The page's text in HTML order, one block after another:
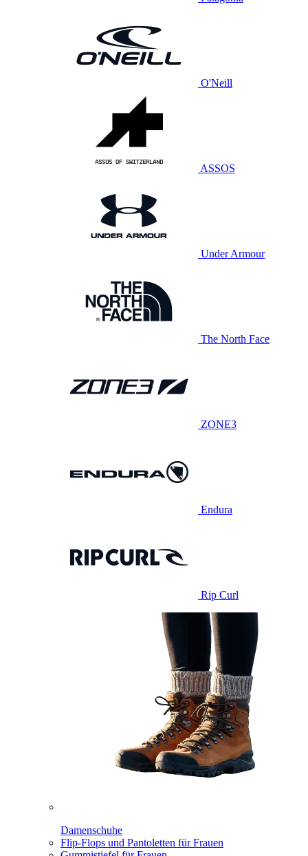
O'Neill
ASSOS
Under Armour
The North Face
ZONE3
Endura
Rip Curl
Damenschuhe
Flip-Flops und Pantoletten für Frauen